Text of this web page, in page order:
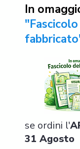
In
se ordini l'
31 Agosto